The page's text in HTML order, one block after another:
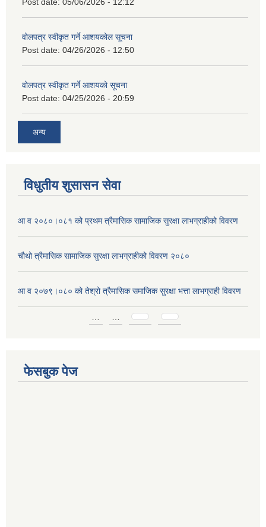
Post date: 05/06/2026 - 12:12
वोलपत्र स्वीकृत गर्ने आशयकोल सूचना
Post date: 04/26/2026 - 12:50
वोलपत्र स्वीकृत गर्ने आशयको सूचना
Post date: 04/25/2026 - 20:59
अन्य
विधुतीय शुसासन सेवा
आ व २०८०।०८१ को प्रथम त्रैमासिक सामाजिक सुरक्षा लाभग्राहीको विवरण
चौथो त्रैमासिक सामाजिक सुरक्षा लाभग्राहीको विवरण २०८०
आ व २०७९।०८० को तेश्रो त्रैमासिक समाजिक सुरक्षा भत्ता लाभग्राही विवरण
फेसबुक पेज